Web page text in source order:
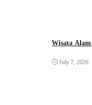
Wisata
July 7, 2026